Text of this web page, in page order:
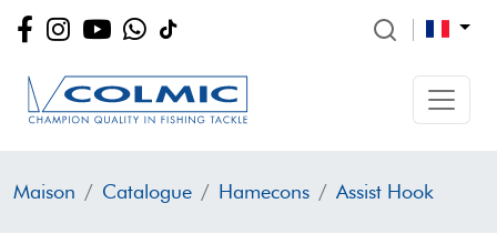
Maison Catalogue Hamecons Assist Hook